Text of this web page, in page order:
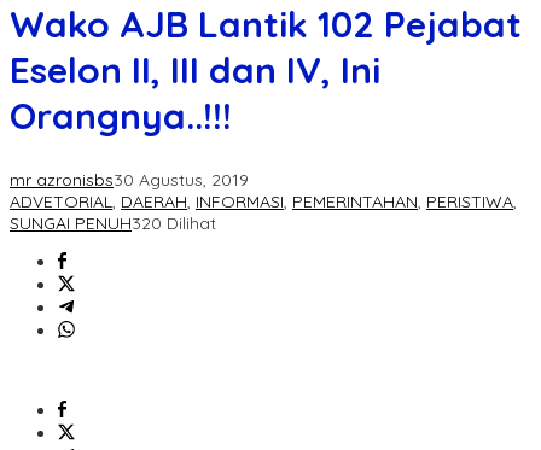
Wako AJB Lantik 102 Pejabat
Eselon II, III dan IV, Ini
Orangnya..!!!
mr azronisbs30 Agustus, 2019
ADVETORIAL, DAERAH, INFORMASI, PEMERINTAHAN, PERISTIWA,
SUNGAI PENUH320 Dilihat